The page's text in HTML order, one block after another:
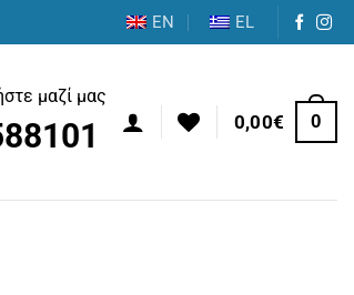
EN EL
μαζί μας
0,00€ 0